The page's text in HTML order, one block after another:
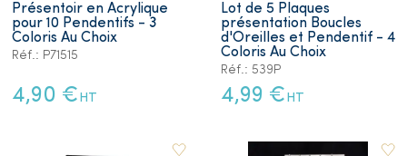
Présentoir en Acrylique
pour 10 Pendentifs - 3
Coloris Au Choix
Réf.: P71515
4,90 € HT
Lot de 5 Plaques
présentation Boucles
d'Oreilles et Pendentif - 4
Coloris Au Choix
Réf.: 539P
4,99 € HT